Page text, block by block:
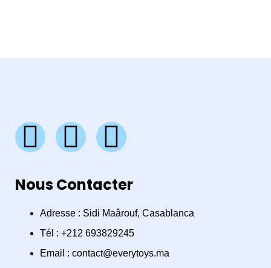
F
a
c
e
b
I
n
s
t
a
W
h
a
t
s
Nous Contacter
Adresse : Sidi Maârouf, Casablanca
Tél : +212 693829245
Email : contact@everytoys.ma